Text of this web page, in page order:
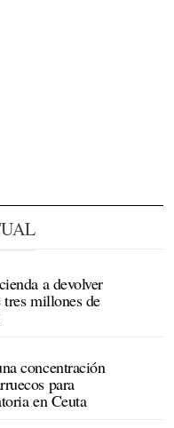
a devolver
millones de
concentración
para
en Ceuta